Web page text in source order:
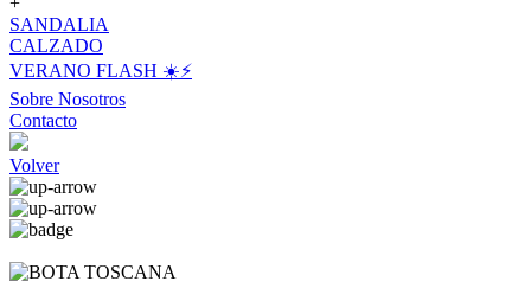
SANDALIA
CALZADO
VERANO FLASH ☀️⚡️
Sobre Nosotros
Contacto
Volver